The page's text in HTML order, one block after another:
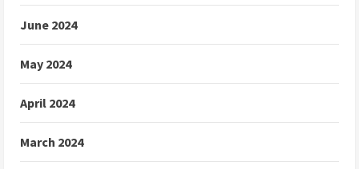
June 2024
May 2024
April 2024
March 2024